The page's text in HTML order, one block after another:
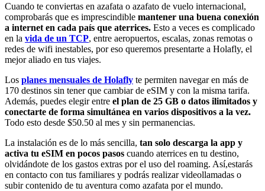
Cuando te conviertas en azafata o azafato de vuelo internacional,
comprobarás que es imprescindible mantener una buena conexión
a internet en cada país que aterrices. Esto a veces es complicado
en la vida de un TCP, entre aeropuertos, escalas, zonas remotas o
redes de wifi inestables, por eso queremos presentarte a Holafly, el
mejor aliado en tus viajes.
Los planes mensuales de Holafly te permiten navegar en más de
170 destinos sin tener que cambiar de eSIM y con la misma tarifa.
Además, puedes elegir entre el plan de 25 GB o datos ilimitados y
conectarte de forma simultánea en varios dispositivos a la vez.
Todo esto desde $50.50 al mes y sin permanencias.
La instalación es de lo más sencilla, tan solo descarga la app y
activa tu eSIM en pocos pasos cuando aterrices en tu destino,
olvidándote de los gastos extras por el uso del roaming. Así,estarás
en contacto con tus familiares y podrás realizar videollamadas o
subir contenido de tu aventura como azafata por el mundo.